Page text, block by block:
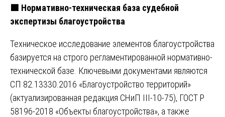
🟩 Нормативно-техническая база судебной
экспертизы благоустройства
Техническое исследование элементов благоустройства
базируется на строго регламентированной нормативно-
технической базе. Ключевыми документами являются
СП 82.13330.2016 «Благоустройство территорий»
(актуализированная редакция СНиП III-10-75), ГОСТ Р
58196-2018 «Объекты благоустройства», а также